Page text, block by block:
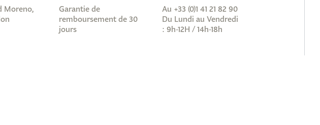
Moreno,
Garantie de
remboursement de 30
jours
Au +33 (0)1 41 21 82 90
Du Lundi au Vendredi
: 9h-12H / 14h-18h